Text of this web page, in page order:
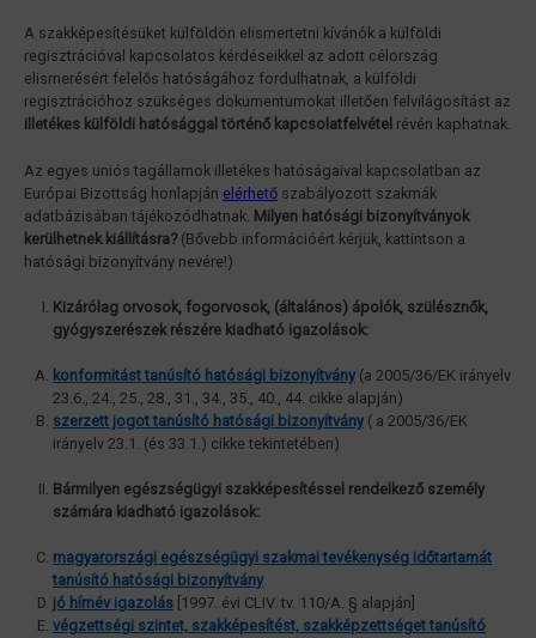
A szakképesítésüket külföldön elismertetni kívánók a külföldi
regisztrációval kapcsolatos kérdéseikkel az adott célország
elismerésért felelős hatóságához fordulhatnak, a külföldi
regisztrációhoz szükséges dokumentumokat illetően felvilágosítást az
illetékes külföldi hatósággal történő kapcsolatfelvétel révén kaphatnak.
Az egyes uniós tagállamok illetékes hatóságaival kapcsolatban az
Európai Bizottság honlapján elérhető szabályozott szakmák
adatbázisában tájékozódhatnak. Milyen hatósági bizonyítványok
kerülhetnek kiállításra?(Bővebb információért kérjük, kattintson a
hatósági bizonyítvány nevére!)
Kizárólag orvosok, fogorvosok, (általános) ápolók, szülésznők,
gyógyszerészek részére kiadható igazolások:
konformitást tanúsító hatósági bizonyítvány (a 2005/36/EK irányelv
23.6., 24., 25., 28., 31., 34., 35., 40., 44. cikke alapján)
szerzett jogot tanúsító hatósági bizonyítvány ( a 2005/36/EK
irányelv 23.1. (és 33.1.) cikke tekintetében)
Bármilyen egészségügyi szakképesítéssel rendelkező személy
számára kiadható igazolások:
magyarországi egészségügyi szakmai tevékenység időtartamát
tanúsító hatósági bizonyítvány
jó hírnév igazolás [1997. évi CLIV. tv. 110/A. § alapján]
végzettségi szintet, szakképesítést, szakképzettséget tanúsító